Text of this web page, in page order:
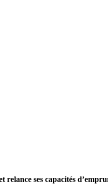
relance ses capacités